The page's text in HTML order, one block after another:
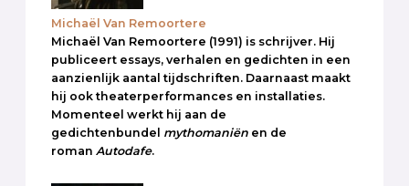
Michaël Van Remoortere
Michaël Van Remoortere (1991) is schrijver. Hij
publiceert essays, verhalen en gedichten in een
aanzienlijk aantal tijdschriften. Daarnaast maakt
hij ook theaterperformances en installaties.
Momenteel werkt hij aan de
gedichtenbundel mythomaniën en de
roman Autodafe.